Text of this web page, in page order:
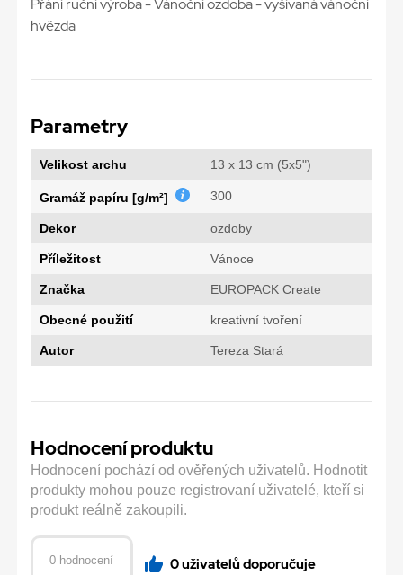
Přání ruční výroba - Vánoční ozdoba - vyšívaná vánoční
hvězda
Parametry
Velikost archu 13 x 13 cm (5x5")
Gramáž papíru [g/m²] 300
Dekor ozdoby
Příležitost Vánoce
Značka EUROPACK Create
Obecné použití kreativní tvoření
Autor Tereza Stará
Hodnocení produktu
Hodnocení pochází od ověřených uživatelů. Hodnotit
produkty mohou pouze registrovaní uživatelé, kteří si
produkt reálně zakoupili.
0 hodnocení 0 uživatelů doporučuje